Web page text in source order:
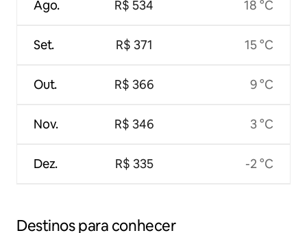
Ago.
Set.
Out.
Nov.
Dez.
R$ 534
R$ 371
R$ 366
R$ 346
R$ 335
18 °C
15 °C
9 °C
3 °C
-2 °C
Destinos para conhecer